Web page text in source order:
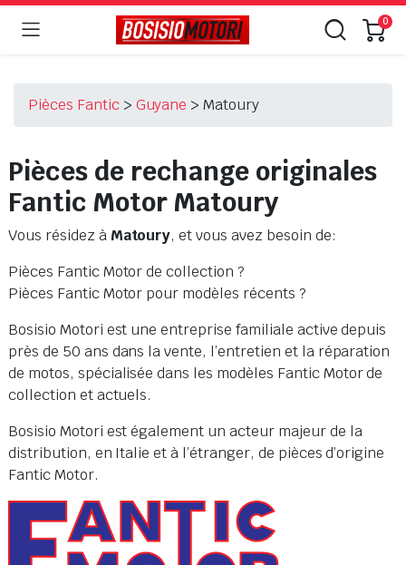
0
Pièces Fantic> Guyane >Matoury
Pièces de rechange originales
Fantic Motor Matoury
Vous résidez à Matoury, et vous avez besoin de:
Pièces Fantic Motor de collection ?
Pièces Fantic Motor pour modèles récents ?
Bosisio Motori est une entreprise familiale active depuis
près de 50 ans dans la vente, l’entretien et la réparation
de motos, spécialisée dans les modèles Fantic Motor de
collection et actuels.
Bosisio Motori est également un acteur majeur de la
distribution, en Italie et à l’étranger, de pièces d’origine
Fantic Motor.